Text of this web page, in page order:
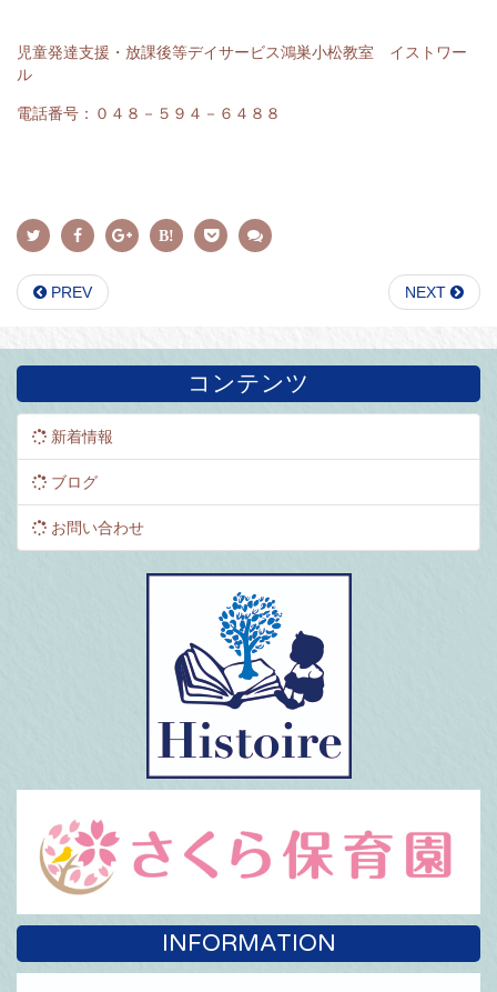
児童発達支援・放課後等デイサービス鴻巣小松教室 イストワー
ル
電話番号：０４８－５９４－６４８８
PREV NEXT
コンテンツ
新着情報
ブログ
お問い合わせ
INFORMATION